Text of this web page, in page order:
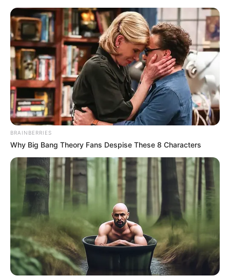
ψάλλεται;
1.04.2026, 14:21
Βάψιμο αυγών με
χρώματα
ζαχαροπλαστικής
1.04.2026, 14:20
Πόση ώρα θέλει το αρνί
31.03.2026, 20:45
Τράπεζες Καθολικό
Πάσχα: Κλείνουν 4 μέρες
30.03.2026, 19:22
BRAINBERRIES
Why Big Bang Theory Fans Despise These 8 Characters